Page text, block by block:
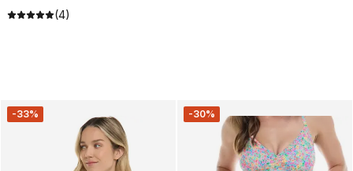
(4)
-33% -30%